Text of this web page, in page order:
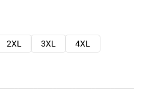
2XL 3XL
4XL